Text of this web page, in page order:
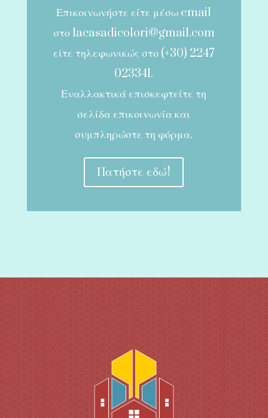
Επικοινωνήστε είτε μέσω email
στο lacasadicolori@gmail.com
είτε τηλεφωνικώς στο (+30) 2247
023341.
Εναλλακτικά επισκεφτείτε τη
σελίδα επικοινωνία και
συμπληρώστε τη φόρμα.
Πατήστε εδώ!